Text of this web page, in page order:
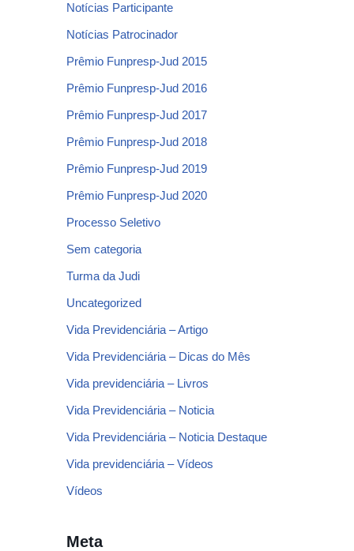
Notícias Participante
Notícias Patrocinador
Prêmio Funpresp-Jud 2015
Prêmio Funpresp-Jud 2016
Prêmio Funpresp-Jud 2017
Prêmio Funpresp-Jud 2018
Prêmio Funpresp-Jud 2019
Prêmio Funpresp-Jud 2020
Processo Seletivo
Sem categoria
Turma da Judi
Uncategorized
Vida Previdenciária – Artigo
Vida Previdenciária – Dicas do Mês
Vida previdenciária – Livros
Vida Previdenciária – Noticia
Vida Previdenciária – Noticia Destaque
Vida previdenciária – Vídeos
Vídeos
Meta